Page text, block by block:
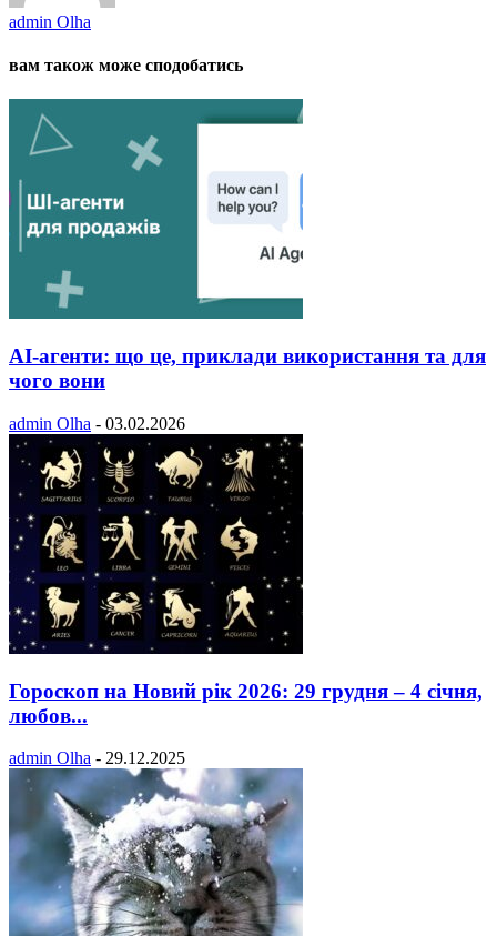
admin Olha
вам також може сподобатись
AI-агенти: що це, приклади використання та для
чого вони
admin Olha - 03.02.2026
Гороскоп на Новий рік 2026: 29 грудня – 4 січня,
любов...
admin Olha - 29.12.2025